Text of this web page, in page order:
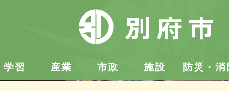
学習 産業 市政 施設 防災・消